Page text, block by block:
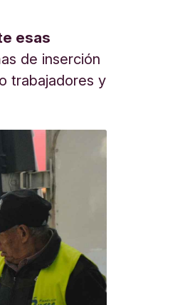
esas
de inserción
trabajadores y